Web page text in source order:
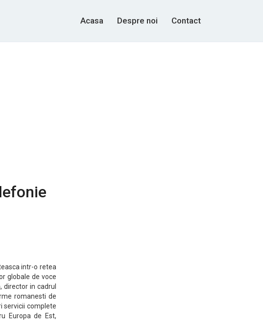
Acasa Despre noi Contact
intr-o retea
globale de voce
director in cadrul
romanesti de
servicii complete
Europa de Est,